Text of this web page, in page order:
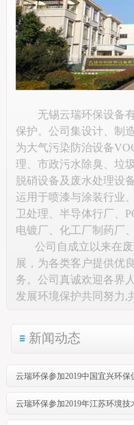
无锡云瑞环保设备有
保护。公司集设计、制
为大气污染防治设备
理、市政污水除臭、垃
脱硝设备及废水处理设
运用于喷漆与涂装行业
卫处理、半导体行厂、
电镀厂、化工厂制药厂
公司自成立以来在废
展，为各类客户提供优
务。公司真诚欢迎各界
发展环境保护共同努力,
新闻动态
云瑞环保参加2019中国宜兴环保
云瑞环保参加2019年江苏环境技